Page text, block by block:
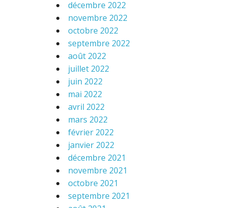
décembre 2022
novembre 2022
octobre 2022
septembre 2022
août 2022
juillet 2022
juin 2022
mai 2022
avril 2022
mars 2022
février 2022
janvier 2022
décembre 2021
novembre 2021
octobre 2021
septembre 2021